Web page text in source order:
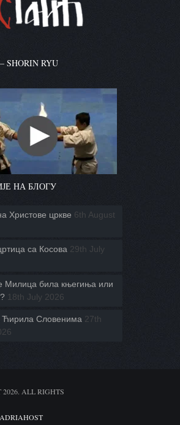
SHORIN RYU
НА БЛОГУ
Христове цркве 6th August
са Косова 29th July
Милица била књегиња или
18th July 2026
Ћирила Словенима 27th
ALL RIGHTS
ADRIAHOST